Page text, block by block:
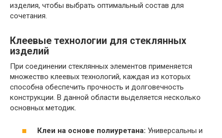
изделия, чтобы выбрать оптимальный состав для
сочетания.
Клеевые технологии для стеклянных
изделий
При соединении стеклянных элементов применяется
множество клеевых технологий, каждая из которых
способна обеспечить прочность и долговечность
конструкции. В данной области выделяется несколько
основных методик.
Клеи на основе полиуретана: Универсальны и